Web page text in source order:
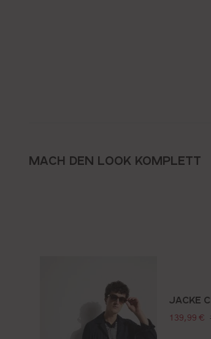
MACH DEN LOOK KOMPLETT
JACKE
139,99 €